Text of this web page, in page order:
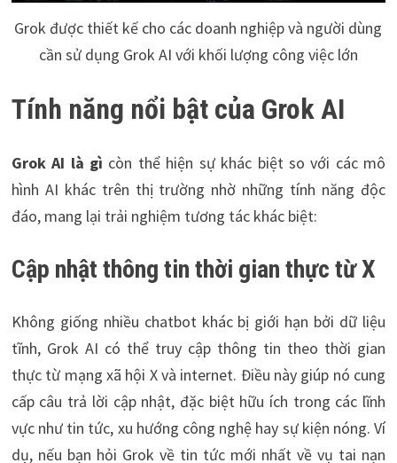
Grok được thiết kế cho các doanh nghiệp và người dùng
cần sử dụng Grok AI với khối lượng công việc lớn
Tính năng nổi bật của Grok AI
Grok AI là gì còn thể hiện sự khác biệt so với các mô
hình AI khác trên thị trường nhờ những tính năng độc
đáo, mang lại trải nghiệm tương tác khác biệt:
Cập nhật thông tin thời gian thực từ X
Không giống nhiều chatbot khác bị giới hạn bởi dữ liệu
tĩnh, Grok AI có thể truy cập thông tin theo thời gian
thực từ mạng xã hội X và internet. Điều này giúp nó cung
cấp câu trả lời cập nhật, đặc biệt hữu ích trong các lĩnh
vực như tin tức, xu hướng công nghệ hay sự kiện nóng. Ví
dụ, nếu bạn hỏi Grok về tin tức mới nhất về vụ tai nạn